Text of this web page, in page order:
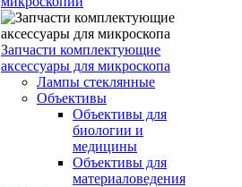
Запчасти комплектующие
аксессуары для микроскопа
Лампы стеклянные
Объективы
Объективы для
биологии и
медицины
Объективы для
материаловедения